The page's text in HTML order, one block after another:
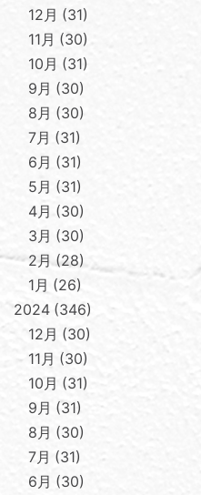
12月
31
11月
30
10月
31
9月
30
8月
30
7月
31
6月
31
5月
31
4月
30
3月
30
2月
28
1月
26
2024 346
12月
30
11月
30
10月
31
9月
31
8月
30
7月
31
6月
30